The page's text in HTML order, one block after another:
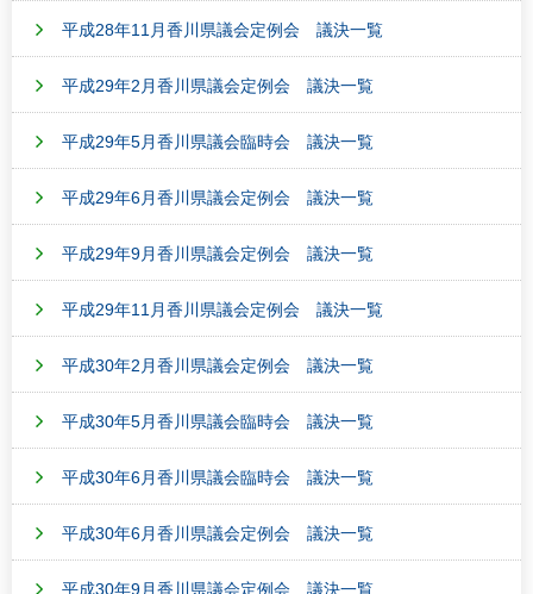
平成28年11月香川県議会定例会 議決一覧
平成29年2月香川県議会定例会 議決一覧
平成29年5月香川県議会臨時会 議決一覧
平成29年6月香川県議会定例会 議決一覧
平成29年9月香川県議会定例会 議決一覧
平成29年11月香川県議会定例会 議決一覧
平成30年2月香川県議会定例会 議決一覧
平成30年5月香川県議会臨時会 議決一覧
平成30年6月香川県議会臨時会 議決一覧
平成30年6月香川県議会定例会 議決一覧
平成30年9月香川県議会定例会 議決一覧